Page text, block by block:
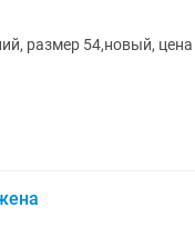
размер 54,новый, цена